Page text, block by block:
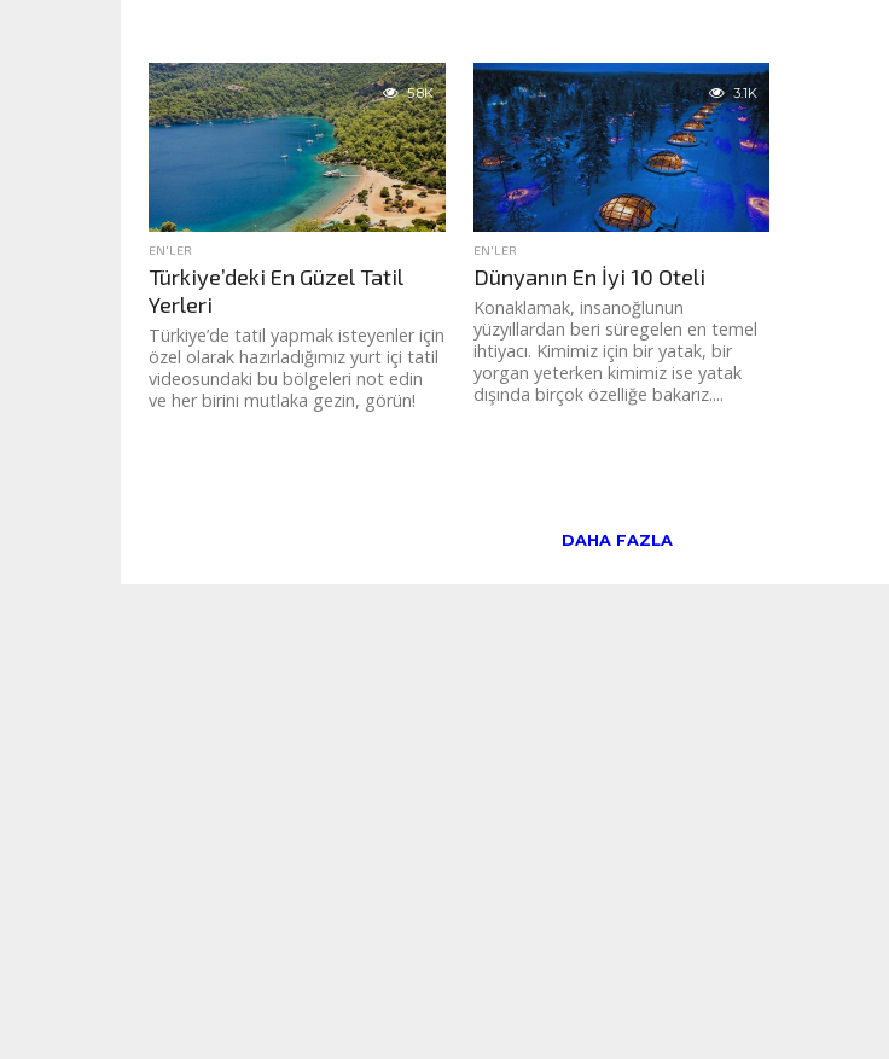
5.8K
EN'LER
Türkiye’deki En Güzel Tatil
Yerleri
Türkiye’de tatil yapmak isteyenler için
özel olarak hazırladığımız yurt içi tatil
videosundaki bu bölgeleri not edin
ve her birini mutlaka gezin, görün!
3.1K
EN'LER
Dünyanın En İyi 10 Oteli
Konaklamak, insanoğlunun
yüzyıllardan beri süregelen en temel
ihtiyacı. Kimimiz için bir yatak, bir
yorgan yeterken kimimiz ise yatak
dışında birçok özelliğe bakarız....
DAHA FAZLA